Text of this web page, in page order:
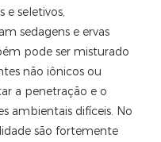
e seletivos,
sedagens e ervas
pode ser misturado
não iônicos ou
a penetração e o
ambientais difíceis. No
são fortemente